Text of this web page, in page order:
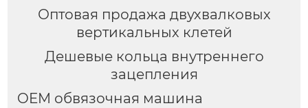
Оптовая продажа двухвалковых
вертикальных клетей
Дешевые кольца внутреннего
зацепления
OEM обвязочная машина